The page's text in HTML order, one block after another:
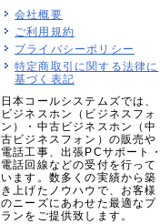
会社概要
ご利用規約
プライバシーポリシー
特定商取引に関する法律に
基づく表記
日本コールシステムズでは、
ビジネスホン（ビジネスフォ
ン）・中古ビジネスホン（中
古ビジネスフォン）の販売や
電話工事、出張PCサポート・
電話回線などの受付を行って
います。数多くの実績から築
き上げたノウハウで、お客様
のニーズにあわせた最適なプ
ランをご提供致します。